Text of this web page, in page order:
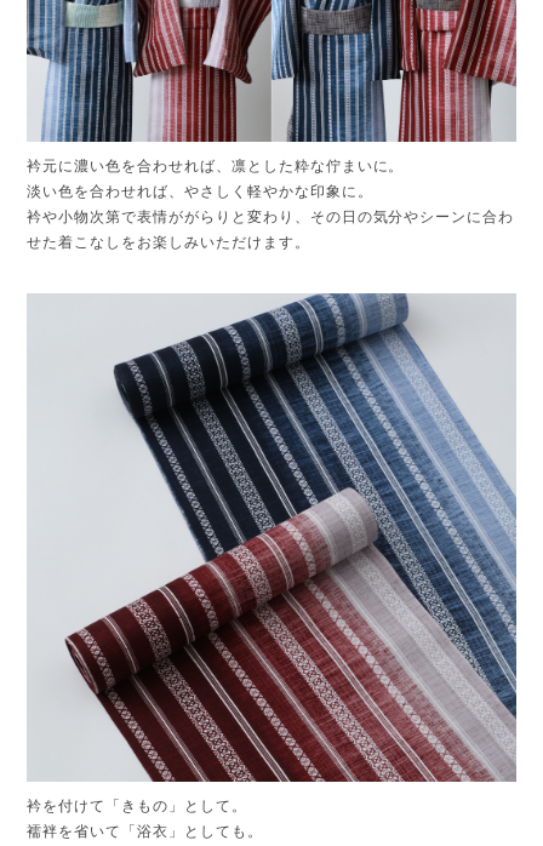
衿元に濃い色を合わせれば、凛とした粋な佇まいに。
淡い色を合わせれば、やさしく軽やかな印象に。
衿や小物次第で表情ががらりと変わり、その日の気分やシーンに合わ
せた着こなしをお楽しみいただけます。
衿を付けて「きもの」として。
襦袢を省いて「浴衣」としても。